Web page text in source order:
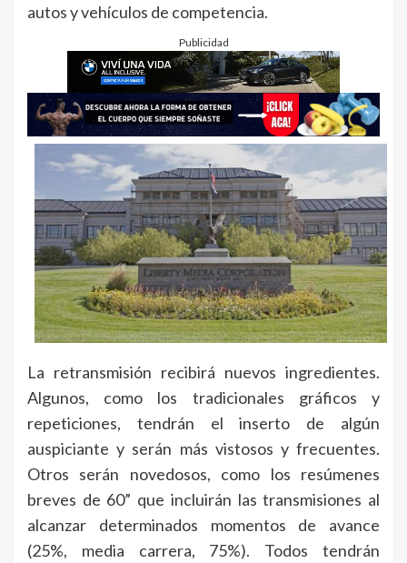
autos y vehículos de competencia.
Publicidad
La retransmisión recibirá nuevos ingredientes.
Algunos, como los tradicionales gráficos y
repeticiones, tendrán el inserto de algún
auspiciante y serán más vistosos y frecuentes.
Otros serán novedosos, como los resúmenes
breves de 60” que incluirán las transmisiones al
alcanzar determinados momentos de avance
(25%, media carrera, 75%). Todos tendrán